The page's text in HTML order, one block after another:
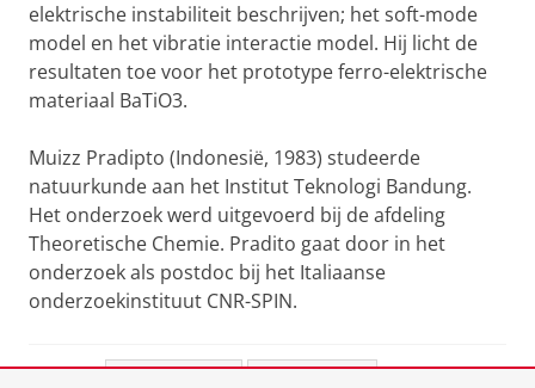
elektrische instabiliteit beschrijven; het soft-mode
model en het vibratie interactie model. Hij licht de
resultaten toe voor het prototype ferro-elektrische
materiaal BaTiO3.
Muizz Pradipto (Indonesië, 1983) studeerde
natuurkunde aan het Institut Teknologi Bandung.
Het onderzoek werd uitgevoerd bij de afdeling
Theoretische Chemie. Pradito gaat door in het
onderzoek als postdoc bij het Italiaanse
onderzoekinstituut CNR-SPIN.